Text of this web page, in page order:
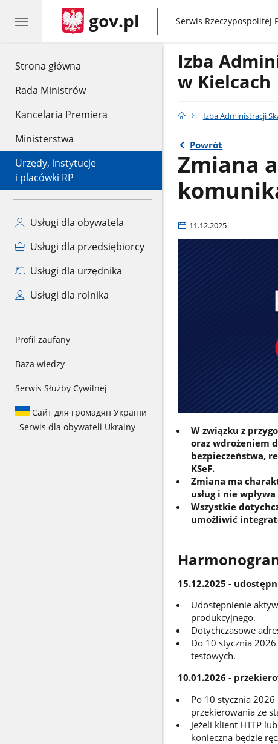
Strona główna
Rada Ministrów
Kancelaria Premiera
Ministerstwa
Urzędy, instytucje
i placówki RP
Usługi dla obywatela
Usługi dla przedsiębiorcy
Usługi dla urzędnika
Usługi dla rolnika
Profil zaufany
Baza wiedzy
Serwis Służby Cywilnej
Сайт для громадян України
–Serwis dla obywateli Ukrainy
gov.pl gov.pl
Serwis Rzeczypospolitej
Izba
w Kielcach
Izba Administracji
Powrót
Zmiana
11.12.2025
W związku z
oraz wdrożeniem
bezpieczeństwa,
KSeF.
Zmiana ma
usług i nie
Wszystkie
umożliwić
15.12.2025 -
Udostępnienie
produkcyjnego.
Dotychczasowe
Do 10 stycznia
testowych.
10.01.2026 -
Po 10 stycznia
przekierowania ze
Jeżeli klient HTTP
konieczna będzie